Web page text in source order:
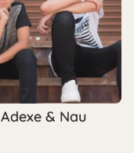
Adexe & Nau